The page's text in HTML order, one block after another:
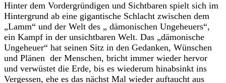
Hinter dem Vordergründigen und Sichtbaren spielt sich im
Hintergrund ab eine gigantische Schlacht zwischen dem
„Lamm“ und der Welt des „ dämonischen Ungeheuers“,
ein Kampf in der unsichtbaren Welt. Das „dämonische
Ungeheuer“ hat seinen Sitz in den Gedanken, Wünschen
und Plänen der Menschen, bricht immer wieder hervor
und verwüstet die Erde, bis es wiederum hinabsinkt ins
Vergessen, ehe es das nächst Mal wieder auftaucht aus